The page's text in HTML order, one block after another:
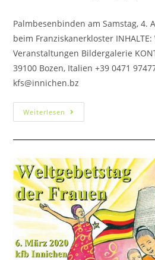
Palmbesenbinden am Samstag, 4.
beim Franziskanerkloster
Veranstaltungen Bildergalerie
39100 Bozen, Italien +39 0471
kfs@innichen.bz
Weiterlesen